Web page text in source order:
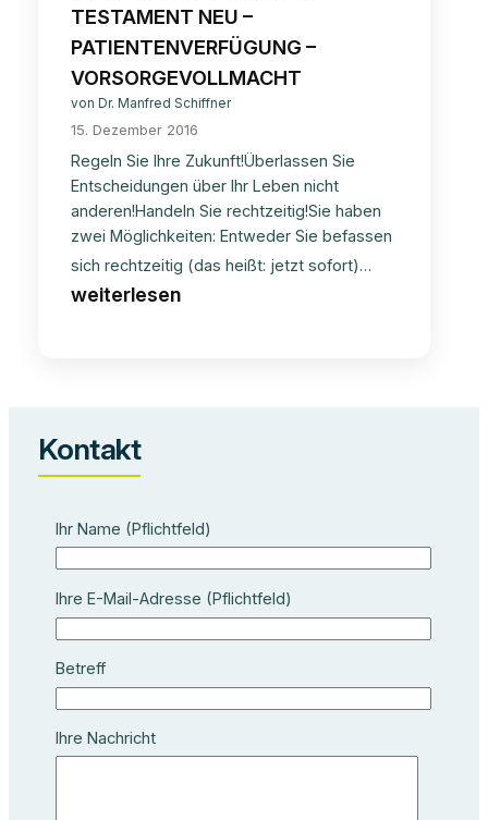
TESTAMENT NEU –
PATIENTENVERFÜGUNG –
VORSORGEVOLLMACHT
von Dr. Manfred Schiffner
15. Dezember 2016
Regeln Sie Ihre Zukunft!Überlassen Sie
Entscheidungen über Ihr Leben nicht
anderen!Handeln Sie rechtzeitig!Sie haben
zwei Möglichkeiten: Entweder Sie befassen
sich rechtzeitig (das heißt: jetzt sofort)…
weiterlesen
Kontakt
Ihr Name (Pflichtfeld)
Ihre E-Mail-Adresse (Pflichtfeld)
Betreff
Ihre Nachricht